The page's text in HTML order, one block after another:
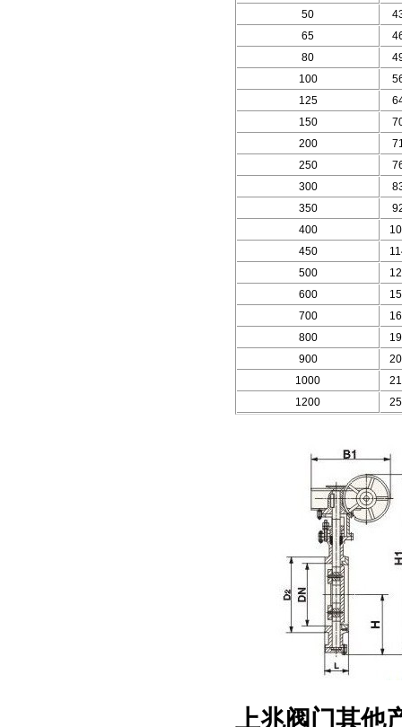
50
65
80
100
125
150
200
250
300
350
400
450
500
600
700
800
900
1000
1200
上兆阀门其他